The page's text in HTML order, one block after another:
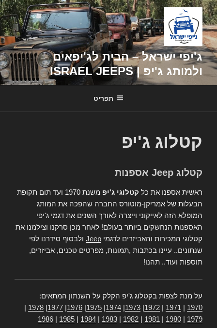
דילוג
לתוכן
ג'יפי ישראל – הבית לג'יפאים
ולמותג ג'יפ | ISRAEL JEEPS
תפריט
קטלוג ג'יפ
קטלוג Jeep אספנות
ראשית אספנו את כל קטלוגי ג'יפ
משנת 1970 ועד תום תקופת
הבעלות של אמריקן-מוטורס החברה שהפכה את המותג
המופלא הזה לאייקוני וייצרה לאורך השנים את דגמי ג'יפי
האספנות הנחשקים ביותר בעולם! לאחר מכן סרקנו וצילמנו את
קטלוגי המכירות והאביזרים לדגמי Jeep ולבסוף סידרנו לפי
שנתונים.. עיינו בכתבות ,תמונות, מפרטים טכנים, אביזרים,
תוספות ועוד.. תהנו!
על מנת לצפות בקטלוג ג'יפ הקלק על השנתון המתאים:
1970
1971
1972
1973
1974
1975
1976
1977
1978
1979
1980
1981
1982
1983
1984
1985
1986